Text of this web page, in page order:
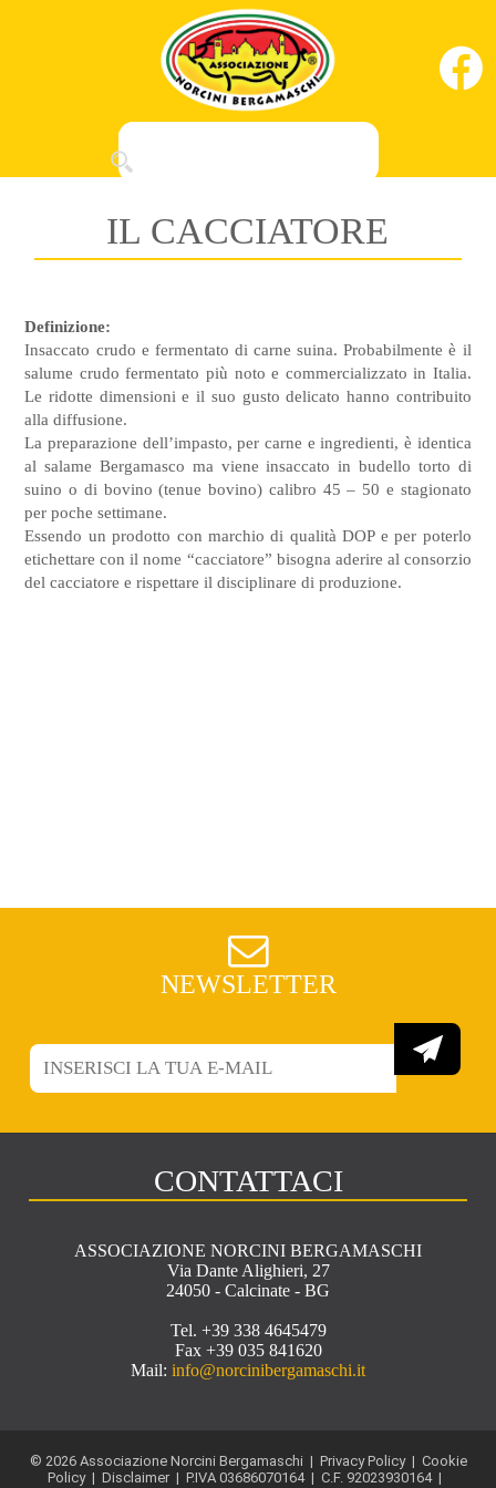
IL CACCIATORE
Definizione:
Insaccato crudo e fermentato di carne suina. Probabilmente è il
salume crudo fermentato più noto e commercializzato in Italia.
Le ridotte dimensioni e il suo gusto delicato hanno contribuito
alla diffusione.
La preparazione dell’impasto, per carne e ingredienti, è identica
al salame Bergamasco ma viene insaccato in budello torto di
suino o di bovino (tenue bovino) calibro 45 – 50 e stagionato
per poche settimane.
Essendo un prodotto con marchio di qualità DOP e per poterlo
etichettare con il nome “cacciatore” bisogna aderire al consorzio
del cacciatore e rispettare il disciplinare di produzione.
NEWSLETTER
CONTATTACI
ASSOCIAZIONE NORCINI BERGAMASCHI
Via Dante Alighieri, 27
24050 - Calcinate - BG
Tel. +39 338 4645479
Fax +39 035 841620
Mail: info@norcinibergamaschi.it
© 2026 Associazione Norcini Bergamaschi | Privacy Policy| Cookie
Policy| Disclaimer | P.IVA 03686070164 | C.F. 92023930164 |